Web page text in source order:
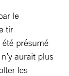
le
tir
été présumé
aurait plus
les